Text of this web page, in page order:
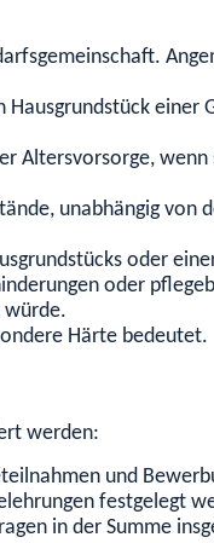
einer
unabhängig von
oder
oder
würde.
Härte bedeutet.
werden:
und
festgelegt
in der Summe